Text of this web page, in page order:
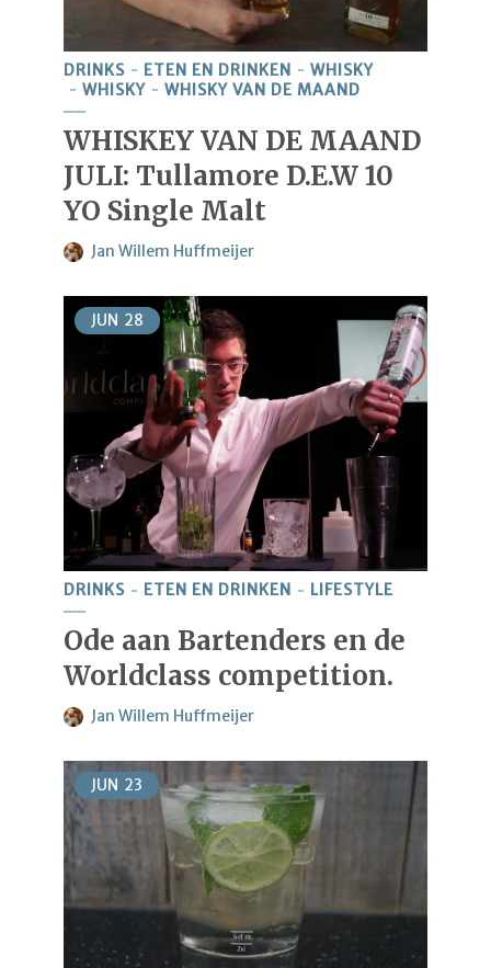
DRINKS ETEN EN DRINKEN
WHISKY
WHISKY
WHISKY VAN DE MAAND
WHISKEY VAN DE MAAND
JULI: Tullamore D.E.W 10
YO Single Malt
Jan Willem Huffmeijer
JUN 28
DRINKS ETEN EN DRINKEN LIFESTYLE
Ode aan Bartenders en de
Worldclass competition.
Jan Willem Huffmeijer
JUN 23